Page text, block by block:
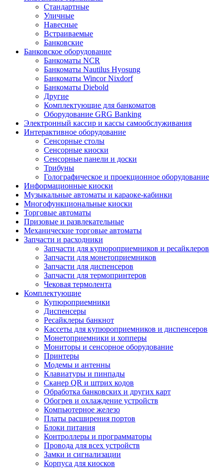
Стандартные
Уличные
Навесные
Встраиваемые
Банковские
Банковское оборудование
Банкоматы NCR
Банкоматы Nautilus Hyosung
Банкоматы Wincor Nixdorf
Банкоматы Diebold
Другие
Комплектующие для банкоматов
Оборудование GRG Banking
Электронный кассир и кассы самообслуживания
Интерактивное оборудование
Сенсорные столы
Сенсорные киоски
Сенсорные панели и доски
Трибуны
Голографическое и проекционное оборудование
Информационные киоски
Музыкальные автоматы и караоке-кабинки
Многофункциональные киоски
Торговые автоматы
Призовые и развлекательные
Механические торговые автоматы
Запчасти и расходники
Запчасти для купюроприемников и ресайклеров
Запчасти для монетоприемников
Запчасти для диспенсеров
Запчасти для термопринтеров
Чековая термолента
Комплектующие
Купюроприемники
Диспенсеры
Ресайклеры банкнот
Кассеты для купюроприемников и диспенсеров
Монетоприемники и хопперы
Мониторы и сенсорное оборудование
Принтеры
Модемы и антенны
Клавиатуры и пинпады
Сканер QR и штрих кодов
Обработка банковских и других карт
Обогрев и охлаждение устройств
Компьютерное железо
Платы расширения портов
Блоки питания
Контроллеры и программаторы
Провода для всех устройств
Замки и сигнализации
Корпуса для киосков